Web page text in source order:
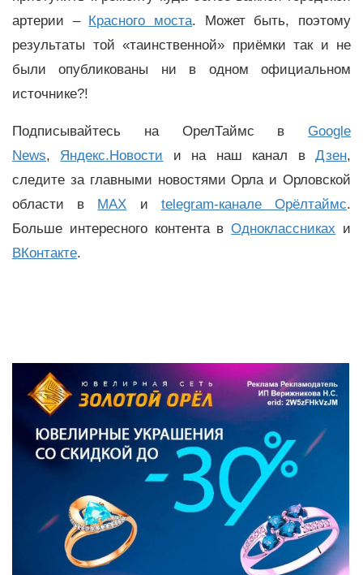
артерии – Красного моста. Может быть, поэтому
результаты той «таинственной» приёмки так и не
были опубликованы ни в одном официальном
источнике?!
Подписывайтесь на ОрелТаймс в Google
News, Яндекс.Новости и на наш канал вДзен,
следите за главными новостями Орла и Орловской
области в MAX и telegram-канале Орёлтаймс.
Больше интересного контента вОдноклассниках и
ВКонтакте.